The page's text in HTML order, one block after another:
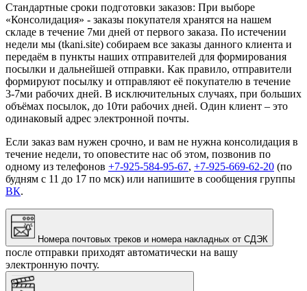
Стандартные сроки подготовки заказов: При выборе
«Консолидация» - заказы покупателя хранятся на нашем
складе в течение 7ми дней от первого заказа. По истечении
недели мы (tkani.site) собираем все заказы данного клиента и
передаём в пункты наших отправителей для формирования
посылки и дальнейшей отправки. Как правило, отправители
формируют посылку и отправляют её покупателю в течение
3-7ми рабочих дней. В исключительных случаях, при больших
объёмах посылок, до 10ти рабочих дней. Один клиент – это
одинаковый адрес электронной почты.
Если заказ вам нужен срочно, и вам не нужна консолидация в
течение недели, то оповестите нас об этом, позвонив по
одному из телефонов +7-925-584-95-67, +7-925-669-62-20 (по
будням с 11 до 17 по мск) или напишите в сообщения группы
ВК.
Номера почтовых треков и номера накладных от СДЭК
после отправки приходят автоматически на вашу
электронную почту.